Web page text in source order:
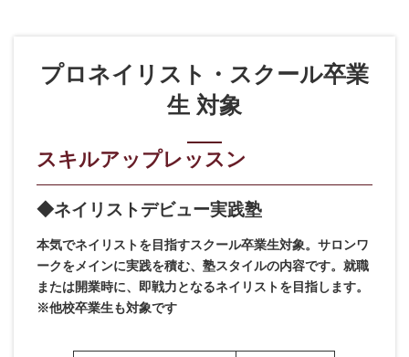
プロネイリスト・スクール卒業
生 対象
スキルアップレッスン
◆ネイリストデビュー実践塾
本気でネイリストを目指すスクール卒業生対象。サロンワ
ークをメインに実践を積む、塾スタイルの内容です。就職
または開業時に、即戦力となるネイリストを目指します。
※他校卒業生も対象です